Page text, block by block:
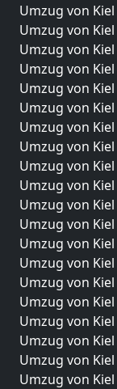
Umzug von
Umzug von
Umzug von
Umzug von
Umzug von
Umzug von
Umzug von
Umzug von
Umzug von
Umzug von
Umzug von
Umzug von
Umzug von
Umzug von
Umzug von
Umzug von
Umzug von
Umzug von
Umzug von
Umzug von